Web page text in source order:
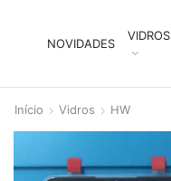
NOVIDADES
VIDROS
Início Vidros HW